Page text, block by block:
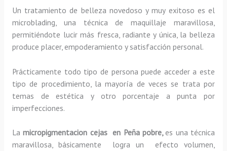
Un tratamiento de belleza novedoso y muy exitoso es el
microblading, una técnica de maquillaje maravillosa,
permitiéndote lucir más fresca, radiante y única, la belleza
produce placer, empoderamiento y satisfacción personal.
Prácticamente todo tipo de persona puede acceder a este
tipo de procedimiento, la mayoría de veces se trata por
temas de estética y otro porcentaje a punta por
imperfecciones.
Lamicropigmentacion cejas en Peña pobre, es una técnica
maravillosa, básicamente
logra un efecto volumen,